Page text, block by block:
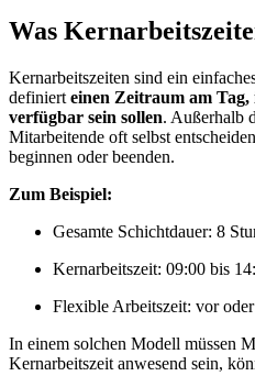
Was
Kernarbeitszeiten sind ein
definiert einen Zeitraum am
verfügbar sein sollen. Außerhalb
Mitarbeitende oft selbst
beginnen oder beenden.
Zum Beispiel:
Gesamte Schichtdauer: 8
Kernarbeitszeit: 09:00 bis
Flexible Arbeitszeit: vor
In einem solchen Modell müssen
Kernarbeitszeit anwesend sein,